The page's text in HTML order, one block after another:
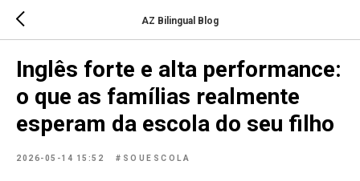
AZ Bilingual Blog
Inglês forte e alta performance:
o que as famílias realmente
esperam da escola do seu filho
2026-05-14 15:52 #SOUESCOLA